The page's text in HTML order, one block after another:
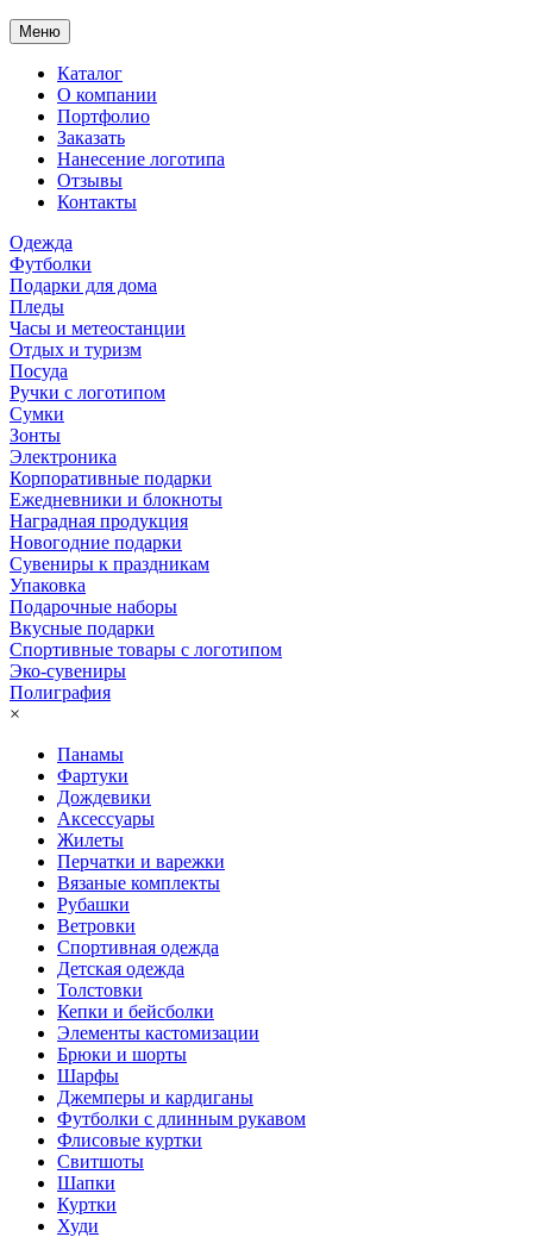
Toggle
navigation
Меню
Каталог
О компании
Портфолио
Заказать
Нанесение логотипа
Отзывы
Контакты
Одежда
Футболки
Подарки для дома
Пледы
Часы и метеостанции
Отдых и туризм
Посуда
Ручки с логотипом
Сумки
Зонты
Электроника
Корпоративные подарки
Ежедневники и блокноты
Наградная продукция
Новогодние подарки
Сувениры к праздникам
Упаковка
Подарочные наборы
Вкусные подарки
Спортивные товары с логотипом
Эко-сувениры
Полиграфия
×
Панамы
Фартуки
Дождевики
Аксессуары
Жилеты
Перчатки и варежки
Вязаные комплекты
Рубашки
Ветровки
Спортивная одежда
Детская одежда
Толстовки
Кепки и бейсболки
Элементы кастомизации
Брюки и шорты
Шарфы
Джемперы и кардиганы
Футболки с длинным рукавом
Флисовые куртки
Свитшоты
Шапки
Куртки
Худи